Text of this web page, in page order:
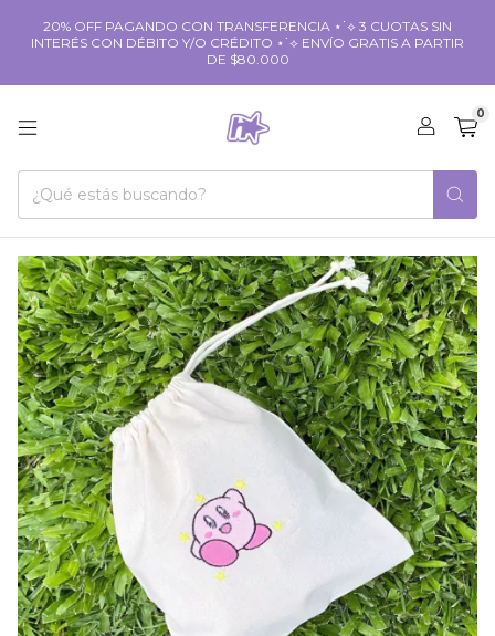
20% OFF PAGANDO CON TRANSFERENCIA ⋆˙⟡ 3 CUOTAS SIN
INTERÉS CON DÉBITO Y/O CRÉDITO ⋆˙⟡ ENVÍO GRATIS A PARTIR
DE $80.000
0